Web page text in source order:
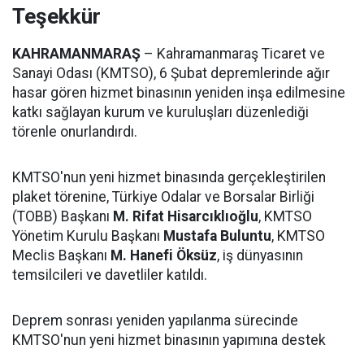
Teşekkür
KAHRAMANMARAŞ – Kahramanmaraş Ticaret ve
Sanayi Odası (KMTSO), 6 Şubat depremlerinde ağır
hasar gören hizmet binasının yeniden inşa edilmesine
katkı sağlayan kurum ve kuruluşları düzenlediği
törenle onurlandırdı.
KMTSO'nun yeni hizmet binasında gerçekleştirilen
plaket törenine, Türkiye Odalar ve Borsalar Birliği
(TOBB) Başkanı M. Rifat Hisarcıklıoğlu, KMTSO
Yönetim Kurulu Başkanı Mustafa Buluntu, KMTSO
Meclis Başkanı M. Hanefi Öksüz, iş dünyasının
temsilcileri ve davetliler katıldı.
Deprem sonrası yeniden yapılanma sürecinde
KMTSO'nun yeni hizmet binasının yapımına destek